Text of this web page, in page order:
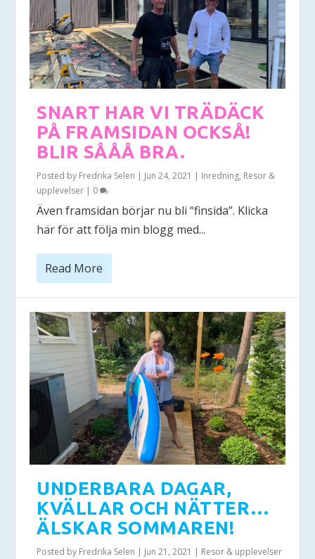
SNART HAR VI TRÄDÄCK
PÅ FRAMSIDAN OCKSÅ!
BLIR SÅÅÅ BRA.
Posted by Fredrika Selen | Jun 24, 2021 | Inredning, Resor &
upplevelser | 0
Även framsidan börjar nu bli “finsida”. Klicka
här för att följa min blogg med...
Read More
UNDERBARA DAGAR,
KVÄLLAR OCH NÄTTER…
ÄLSKAR SOMMAREN!
Posted by Fredrika Selen | Jun 21, 2021 | Resor & upplevelser